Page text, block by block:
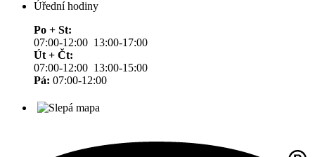
Úřední hodiny
Po + St:
07:00-12:00 13:00-17:00
Út + Čt:
07:00-12:00 13:00-15:00
Pá: 07:00-12:00